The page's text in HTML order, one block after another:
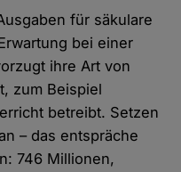
für säkulare
bei einer
ihre Art von
zum Beispiel
betreibt. Setzen
– das entspräche
746 Millionen,